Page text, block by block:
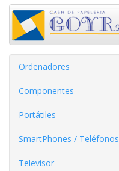
Ordenadores
Componentes
Portátiles
SmartPhones / Teléfonos
Televisor